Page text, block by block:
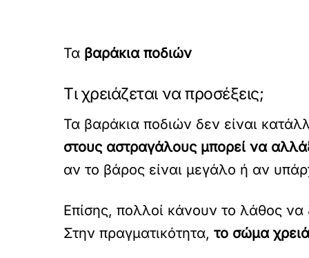
Τα βαράκια ποδιών
Τι χρειάζεται να προσέξεις;
Τα βαράκια ποδιών δεν είναι
στους αστραγάλους μπορεί να
αν το βάρος είναι μεγάλο ή αν
Επίσης, πολλοί κάνουν το λάθος
Στην πραγματικότητα, το σώμα